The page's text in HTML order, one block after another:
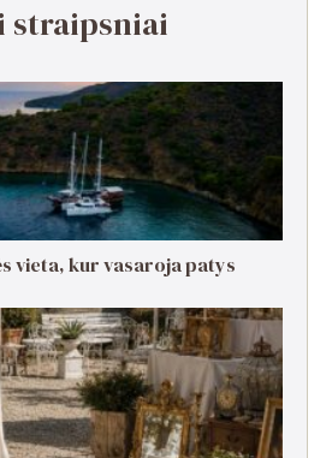
straipsniai
vieta, kur vasaroja patys